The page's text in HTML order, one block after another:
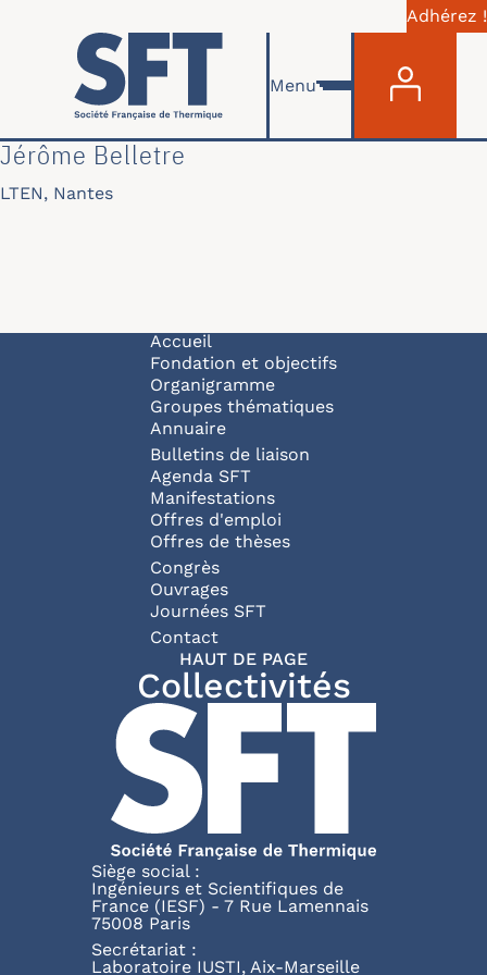
Aller au contenu principal
Adhérez !
Menu
Jérôme Belletre
LTEN, Nantes
Navigation principale
Accueil
Fondation et objectifs
Organigramme
Groupes thématiques
Annuaire
Bulletins de liaison
Agenda SFT
Manifestations
Offres d'emploi
Offres de thèses
Congrès
Ouvrages
Journées SFT
Pied de page
Contact
HAUT DE PAGE
Collectivités
Siège social :
Ingénieurs et Scientifiques de
France (IESF) - 7 Rue Lamennais
75008 Paris
Secrétariat :
Laboratoire IUSTI, Aix-Marseille